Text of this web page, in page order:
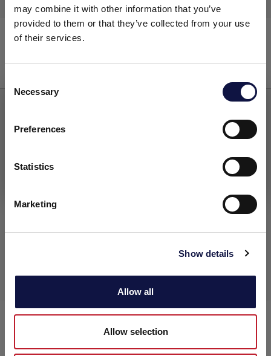
may combine it with other information that you’ve
provided to them or that they’ve collected from your use
of their services.
Selection
Necessary
Preferences
Statistics
Marketing
Show details
Allow all
Allow selection
Le présent site est destiné à un public professionnel.
sont exclusivement réservés aux clients professionnels, aux
entreprises et aux professionnels (sociétés).
J’ai compris
ENDOZYM® Rapid
ENDOZYM®Thiol